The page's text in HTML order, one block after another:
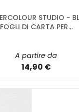
STUDIO -
FOGLI DI CARTA PER...
A partire da
14,90 €